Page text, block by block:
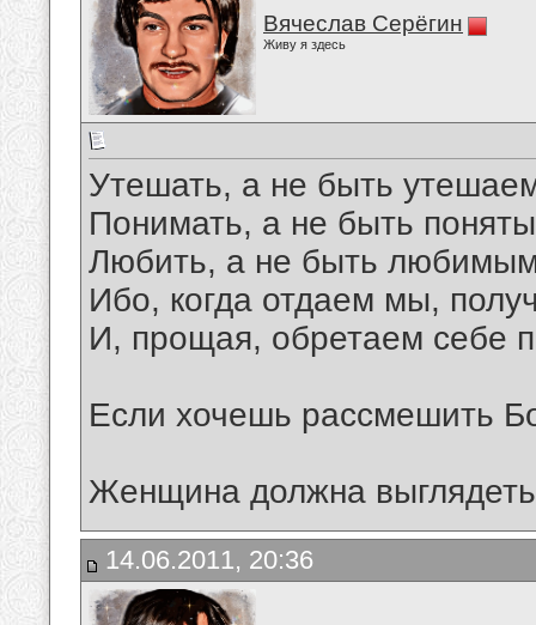
Вячеслав Серёгин
Живу я здесь
Утешать, а не быть
Понимать, а не быть
Любить, а не быть
Ибо, когда отдаем мы,
И, прощая, обретаем себе
Если хочешь рассмешить
Женщина должна
14.06.2011, 20:36